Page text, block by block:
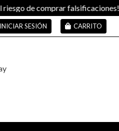
falsificaciones! Te invitamos
INICIAR SESIÓN CARRITO